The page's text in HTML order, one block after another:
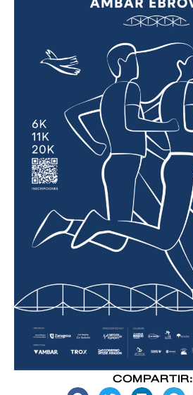
COMPARTIR: